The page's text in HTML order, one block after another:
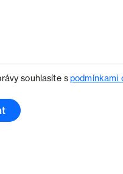
souhlasíte spodmínkami